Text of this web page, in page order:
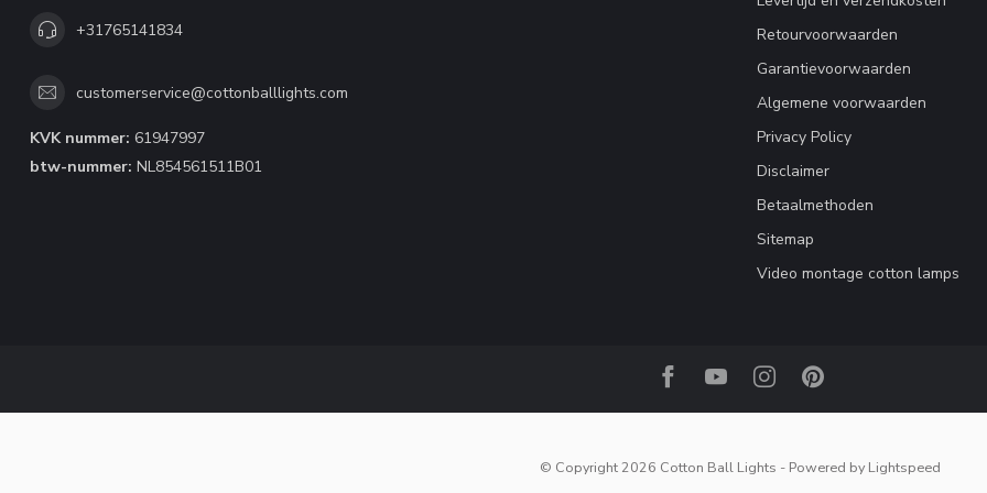
+31765141834
customerservice@cottonballlights.com
KVK nummer: 61947997
btw-nummer: NL854561511B01
Retourvoorwaarden
Garantievoorwaarden
Algemene voorwaarden
Privacy Policy
Disclaimer
Betaalmethoden
Sitemap
Video montage cotton lamps
© Copyright 2026 Cotton Ball Lights - Powered by Lightspeed